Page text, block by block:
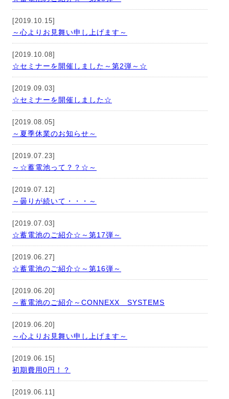
[2019.10.15]
～心よりお見舞い申し上げます～
[2019.10.08]
☆セミナーを開催しました～第2弾～☆
[2019.09.03]
☆セミナーを開催しました☆
[2019.08.05]
～夏季休業のお知らせ～
[2019.07.23]
～☆蓄電池って？？☆～
[2019.07.12]
～曇りが続いて・・・～
[2019.07.03]
☆蓄電池のご紹介☆～第17弾～
[2019.06.27]
☆蓄電池のご紹介☆～第16弾～
[2019.06.20]
～蓄電池のご紹介～CONNEXX SYSTEMS
[2019.06.20]
～心よりお見舞い申し上げます～
[2019.06.15]
初期費用0円！？
[2019.06.11]